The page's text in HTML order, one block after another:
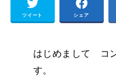
ツイート シェア
はじめまして コ
す。